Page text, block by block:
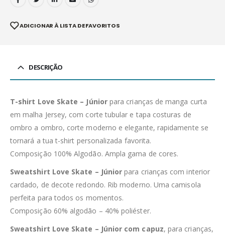
ADICIONAR À LISTA DE FAVORITOS
DESCRIÇÃO
T-shirt Love Skate – Júnior para crianças de manga curta
em malha Jersey, com corte tubular e tapa costuras de
ombro a ombro, corte moderno e elegante, rapidamente se
tornará a tua t-shirt personalizada favorita.
Composição 100% Algodão. Ampla gama de cores.
Sweatshirt Love Skate – Júniorpara crianças com interior
cardado, de decote redondo. Rib moderno. Uma camisola
perfeita para todos os momentos.
Composição 60% algodão – 40% poliéster.
Sweatshirt Love Skate – Júnior com capuz, para crianças,